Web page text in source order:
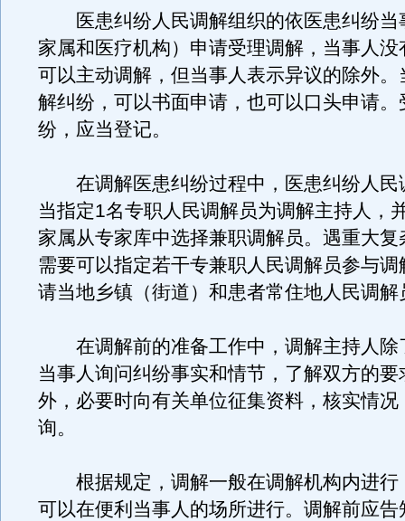
医患纠纷人民调解组织的依医患纠纷当
家属和医疗机构）申请受理调解，当事人没
可以主动调解，但当事人表示异议的除外。
解纠纷，可以书面申请，也可以口头申请。
纷，应当登记。
在调解医患纠纷过程中，医患纠纷人民
当指定1名专职人民调解员为调解主持人，
家属从专家库中选择兼职调解员。遇重大复
需要可以指定若干专兼职人民调解员参与调
请当地乡镇（街道）和患者常住地人民调解
在调解前的准备工作中，调解主持人除
当事人询问纠纷事实和情节，了解双方的要
外，必要时向有关单位征集资料，核实情况
询。
根据规定，调解一般在调解机构内进行
可以在便利当事人的场所进行。调解前应告